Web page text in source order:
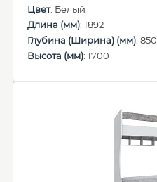
Цвет: Белый
Длина (мм): 1892
Глубина (Ширина) (мм): 850
Высота (мм): 1700